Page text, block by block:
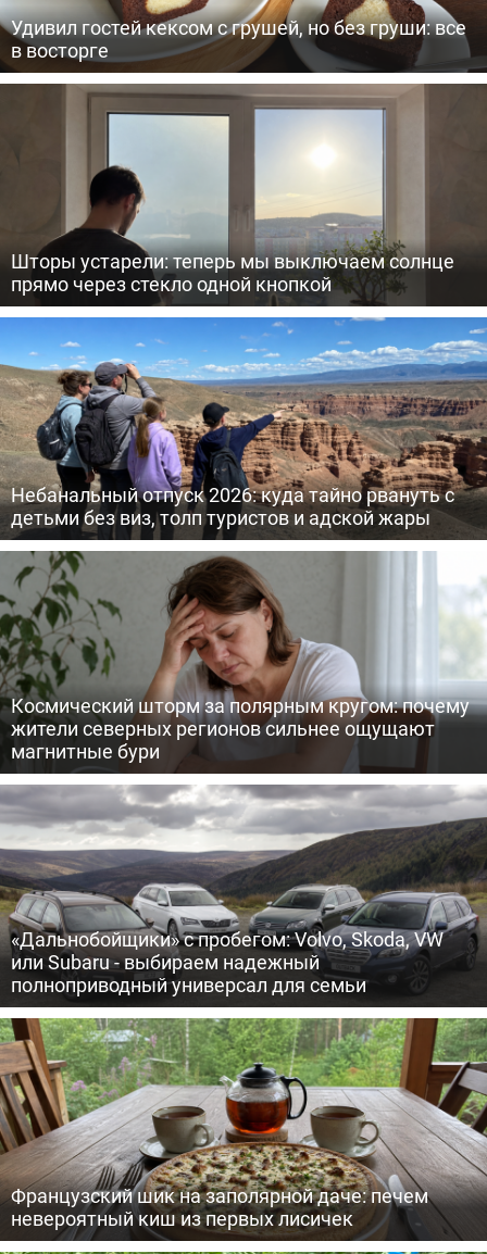
Удивил гостей кексом с грушей, но без груши: все
в восторге
Шторы устарели: теперь мы выключаем солнце
прямо через стекло одной кнопкой
Небанальный отпуск 2026: куда тайно рвануть с
детьми без виз, толп туристов и адской жары
Космический шторм за полярным кругом: почему
жители северных регионов сильнее ощущают
магнитные бури
«Дальнобойщики» с пробегом: Volvo, Skoda, VW
или Subaru - выбираем надежный
полноприводный универсал для семьи
Французский шик на заполярной даче: печем
невероятный киш из первых лисичек